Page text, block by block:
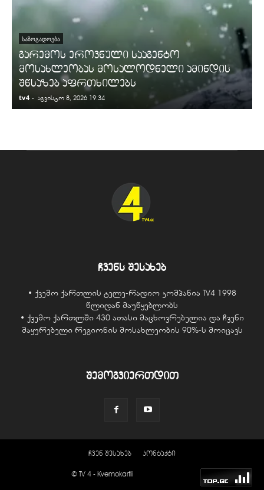
ᲡᲐᲖᲝᲒᲐᲓᲝᲔᲑᲐ
გარემოს ეროვნული სააგენტო
მოსახლეობას მოსალოდნელი ამინდის
შწსაზებ აფრთხილებს
tv4 - აგვისტო 8, 2026 19:34
ჩვენს შესახებ
• ქვემო ქართლის ტელე-რადიო კომპანია TV4 1998
წლიდან მაუწყებლობს
• ქვემო ქართლში 430 ათასი მაცხოვრებელია და ჩვენი
მაყურებელი რეგიონის მოსახლეობის 90%-ს მოიცავს
შემოგვიერთდით
ჩვენ შესახებ კონტაქტი
© TV 4 - Kvemokartli